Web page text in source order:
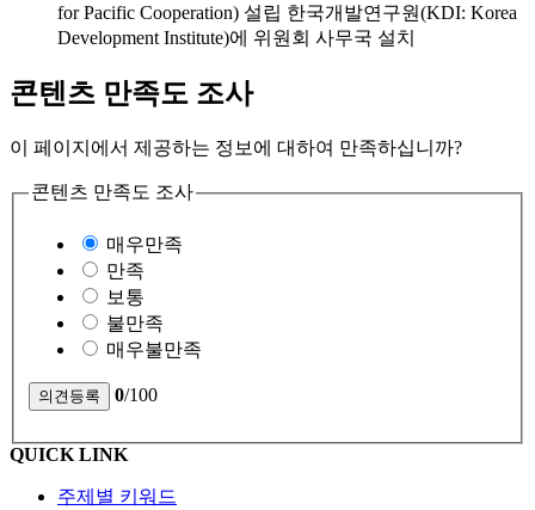
for Pacific Cooperation) 설립 한국개발연구원(KDI: Korea
Development Institute)에 위원회 사무국 설치
콘텐츠 만족도 조사
이 페이지에서 제공하는 정보에 대하여 만족하십니까?
콘텐츠 만족도 조사
매우만족
만족
보통
불만족
매우불만족
0/100
QUICK LINK
주제별 키워드